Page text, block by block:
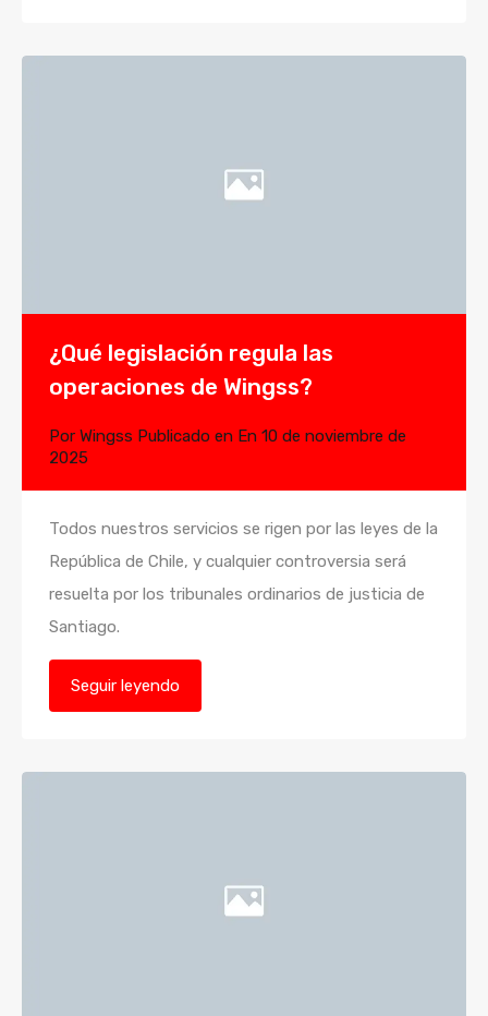
¿Qué legislación regula las
operaciones de Wingss?
Por Wingss Publicado en En 10 de noviembre de
2025
Todos nuestros servicios se rigen por las leyes de la
República de Chile, y cualquier controversia será
resuelta por los tribunales ordinarios de justicia de
Santiago.
Seguir leyendo